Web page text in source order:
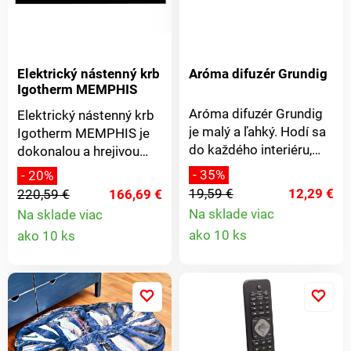
Elektrický nástenný krb
Igotherm MEMPHIS
Elektrický nástenný krb
Igotherm MEMPHIS je
dokonalou a hrejivou
ozdobou interiérov.Je
vybavený ventilátorom a
reálne simuluje plamene
ohňa. To vytvára v
interiéri nielen príjemné
atmosféru. Jeho chod je
veľmi výkonný a tichý.
Ľahko a rýchlo ho
nainštalujete podľa
- 20%
220,59 €
166,69 €
Na sklade viac
ako 10 ks
Aróma difuzér Grundig
Aróma difuzér Grundig
je malý a ľahký. Hodí sa
do každého interiéru,
ktorý po pridaní
esenciálneho oleja
prevonia a dokáže
zvlhčiť vzduch. Difúzer
pracuje veľmi ticho a po
nádržke sa automaticky
vypne. Jeho súčasťou je
aj jemné náladové LED
svetlo, ktoré si zvolíte vo
svojej obľúbenej farbe.
- 35%
19,59 €
12,29 €
Na sklade viac
ako 10 ks